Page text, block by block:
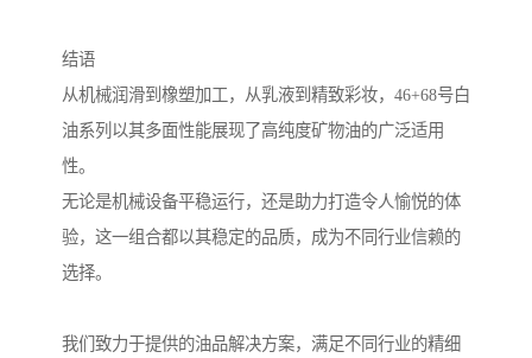
结语
从机械润滑到橡塑加工，从乳液到精致彩妆，46+68号白
油系列以其多面性能展现了高纯度矿物油的广泛适用
性。
无论是机械设备平稳运行，还是助力打造令人愉悦的体
验，这一组合都以其稳定的品质，成为不同行业信赖的
选择。
我们致力于提供的油品解决方案，满足不同行业的精细